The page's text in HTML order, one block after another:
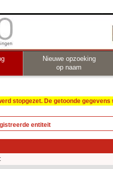
Nieuwe opzoeking
op naam
stopgezet. De getoonde
entiteit